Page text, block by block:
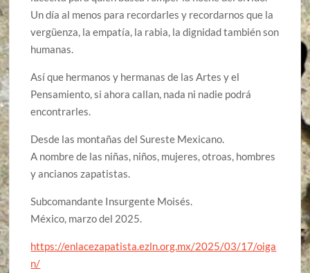
Un día al menos para recordarles y recordarnos que la
vergüenza, la empatía, la rabia, la dignidad también son
humanas.
Así que hermanos y hermanas de las Artes y el
Pensamiento, si ahora callan, nada ni nadie podrá
encontrarles.
Desde las montañas del Sureste Mexicano.
A nombre de las niñas, niños, mujeres, otroas, hombres
y ancianos zapatistas.
Subcomandante Insurgente Moisés.
México, marzo del 2025.
https://enlacezapatista.ezln.org.mx/2025/03/17/oiga
n/